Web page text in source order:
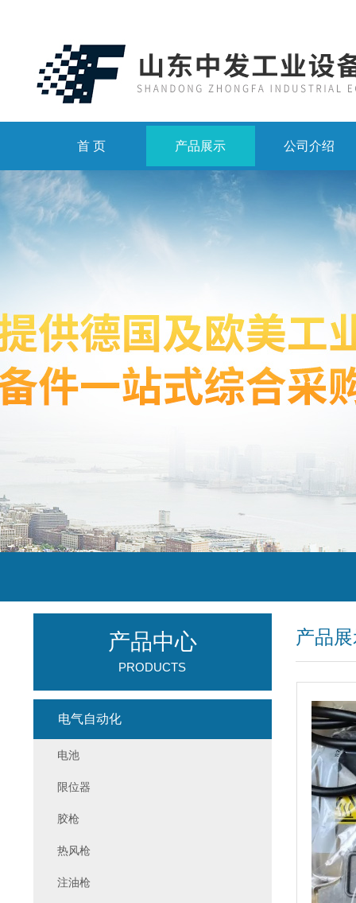
首 页 产品展示 公司介绍
产品
产品中心
PRODUCTS
电气自动化
电池
限位器
胶枪
热风枪
注油枪